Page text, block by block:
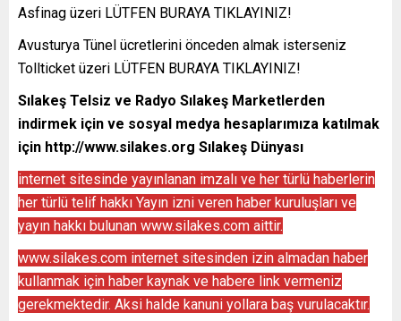
Asfinag üzeri LÜTFEN BURAYA TIKLAYINIZ!
Avusturya Tünel ücretlerini önceden almak isterseniz
Tollticket üzeri LÜTFEN BURAYA TIKLAYINIZ!
Sılakeş Telsiz ve Radyo Sılakeş Marketlerden
indirmek için ve sosyal medya hesaplarımıza katılmak
için http://www.silakes.org Sılakeş Dünyası
internet sitesinde yayınlanan imzalı ve her türlü haberlerin
her türlü telif hakkı Yayın izni veren haber kuruluşları ve
yayın hakkı bulunan www.silakes.com aittir.
www.silakes.com internet sitesinden izin almadan haber
kullanmak için haber kaynak ve habere link vermeniz
gerekmektedir. Aksi halde kanuni yollara baş vurulacaktır.